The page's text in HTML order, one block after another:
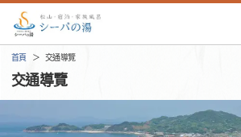
首頁 交通導覽
交通導覽